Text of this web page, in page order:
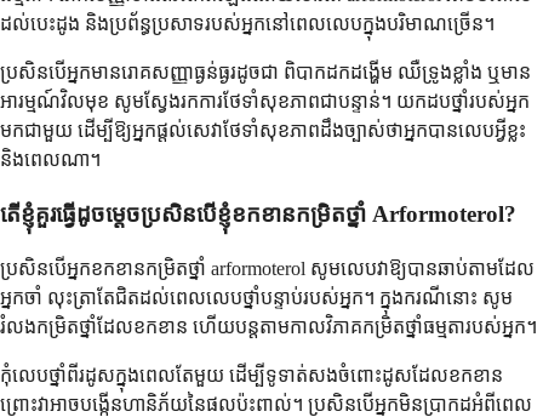
ដល់​បេះដូង និង​ប្រព័ន្ធ​ប្រសាទ​របស់​អ្នក​នៅពេល​លេប​ក្នុង​បរិមាណ​ច្រើន។
ប្រសិនបើ​អ្នក​មាន​រោគសញ្ញា​ធ្ងន់ធ្ងរ​ដូចជា ពិបាក​ដកដង្ហើម ឈឺ​ទ្រូង​ខ្លាំង ឬ​មាន​
អារម្មណ៍​វិលមុខ សូម​ស្វែងរក​ការ​ថែទាំ​សុខភាព​ជាបន្ទាន់។ យក​ដប​ថ្នាំ​របស់​អ្នក​
មក​ជាមួយ ដើម្បី​ឱ្យ​អ្នក​ផ្តល់​សេវា​ថែទាំ​សុខភាព​ដឹង​ច្បាស់​ថា​អ្នក​បាន​លេប​អ្វី​ខ្លះ
និង​ពេលណា។
តើ​ខ្ញុំ​គួរ​ធ្វើ​ដូចម្តេច​ប្រសិនបើ​ខ្ញុំ​ខកខាន​កម្រិត​ថ្នាំ Arformoterol?
ប្រសិនបើ​អ្នក​ខកខាន​កម្រិត​ថ្នាំ arformoterol សូម​លេប​វា​ឱ្យ​បាន​ឆាប់​តាម​ដែល​
អ្នក​ចាំ លុះត្រាតែ​ជិត​ដល់​ពេល​លេប​ថ្នាំ​បន្ទាប់​របស់​អ្នក។ ក្នុងករណី​នោះ សូម​
រំលង​កម្រិត​ថ្នាំ​ដែល​ខកខាន ហើយ​បន្ត​តាម​កាលវិភាគ​កម្រិត​ថ្នាំ​ធម្មតា​របស់​អ្នក។
កុំលេបថ្នាំពីរដូសក្នុងពេលតែមួយ ដើម្បីទូទាត់សងចំពោះដូសដែលខកខាន
ព្រោះវាអាចបង្កើនហានិភ័យនៃផលប៉ះពាល់។ ប្រសិនបើអ្នកមិនប្រាកដអំពីពេល